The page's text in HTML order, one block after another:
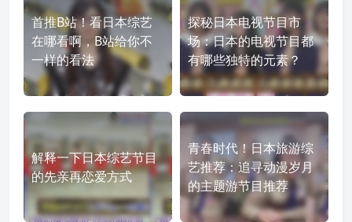
首推B站！看日本综艺
在哪看啊，B站给你不
一样的看法
探秘日本电视节目市
场：日本的电视节目都
有哪些独特的元素？
解释一下日本综艺节目
的先亲再恋爱方式
青春时代！日本旅游综
艺推荐：追寻动漫岁月
的主题游节目推荐